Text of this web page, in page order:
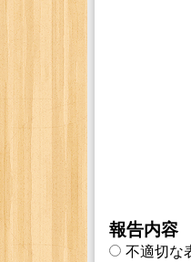
報告内容
不適切な